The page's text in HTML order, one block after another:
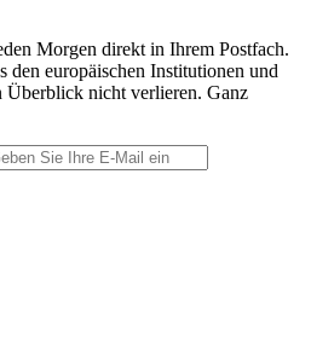
Morgen direkt in Ihrem Postfach.
den europäischen Institutionen und
Überblick nicht verlieren. Ganz